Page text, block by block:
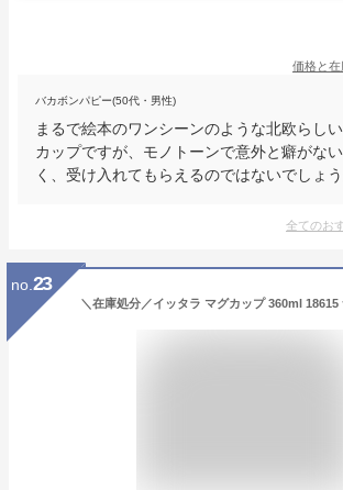
価格と在
バカボンパピー(50代・男性)
まるで絵本のワンシーンのような北欧らし
カップですが、モノトーンで意外と癖がな
く、受け入れてもらえるのではないでしょう
全てのお
no. 23